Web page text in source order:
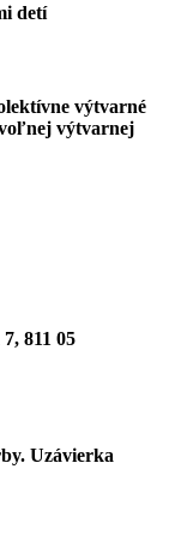
detí
výtvarné
výtvarnej
811 05
Uzávierka